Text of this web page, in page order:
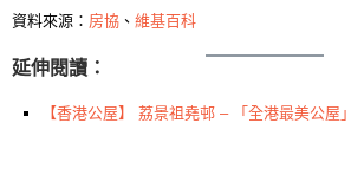
資料來源： 房協 、 維基百科
延伸閱讀：
【香港公屋】 荔景祖堯邨 – 「全港最美公屋